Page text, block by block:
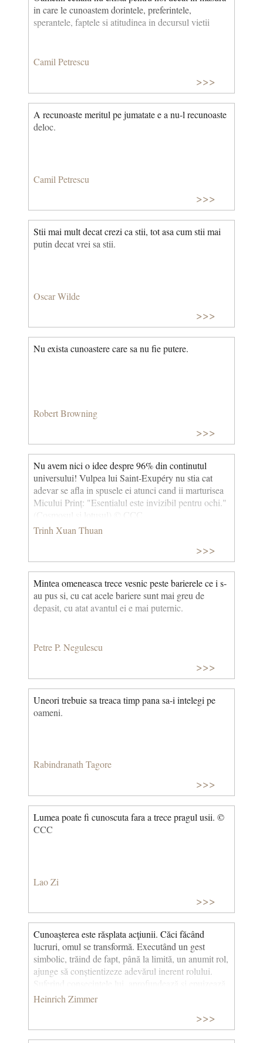
in care le cunoastem dorintele, preferintele,
sperantele, faptele si atitudinea in decursul vietii
Camil Petrescu
>>>
A recunoaste meritul pe jumatate e a nu-l recunoaste
deloc.
Camil Petrescu
>>>
Stii mai mult decat crezi ca stii, tot asa cum stii mai
putin decat vrei sa stii.
Oscar Wilde
>>>
Nu exista cunoastere care sa nu fie putere.
Robert Browning
>>>
Nu avem nici o idee despre 96% din continutul
universului! Vulpea lui Saint-Exupéry nu stia cat
adevar se afla in spusele ei atunci cand ii marturisea
Micului Prinț: "Esentialul este invizibil pentru ochi."
Trinh Xuan Thuan
>>>
Mintea omeneasca trece vesnic peste barierele ce i s-
au pus si, cu cat acele bariere sunt mai greu de
depasit, cu atat avantul ei e mai puternic.
Petre P. Negulescu
>>>
Uneori trebuie sa treaca timp pana sa-i intelegi pe
oameni.
Rabindranath Tagore
>>>
Lumea poate fi cunoscuta fara a trece pragul usii. ©
CCC
Lao Zi
>>>
Cunoaşterea este răsplata acţiunii. Căci făcând
lucruri, omul se transformă. Executând un gest
simbolic, trăind de fapt, până la limită, un anumit rol,
ajunge să conștientizeze adevărul inerent rolului.
conținutul său. (Filozofiile Indiei) © CCC
Heinrich Zimmer
>>>